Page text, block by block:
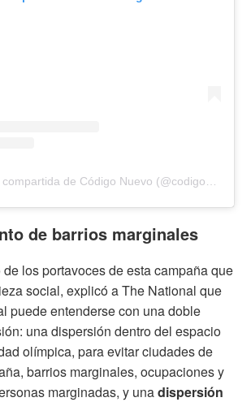
de barrios marginales
los portavoces de esta campaña que
social, explicó a The National que
puede entenderse con una doble
una dispersión dentro del espacio
olímpica, para evitar ciudades de
barrios marginales, ocupaciones y
marginadas, y unadispersión